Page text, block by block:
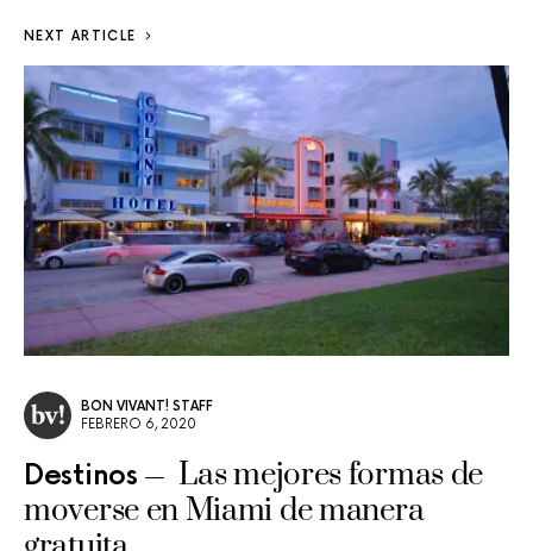
NEXT ARTICLE
BON VIVANT! STAFF
FEBRERO 6, 2020
Destinos
Las mejores formas de
moverse en Miami de manera